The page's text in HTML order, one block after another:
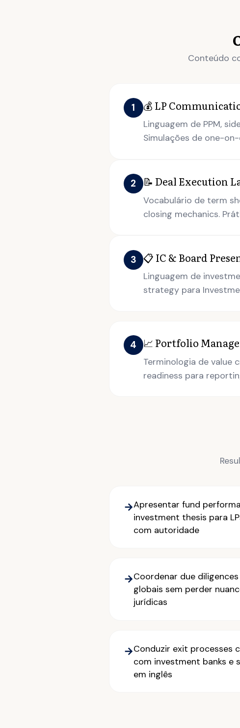
Conteúdo
1 💰 LP
Linguagem de PPM,
Simulações de one-
2 📝 Deal Execution
Vocabulário de term
closing mechanics.
3 📋 IC & Board
Linguagem de
strategy para
4 📈 Portfolio
Terminologia de value
readiness para
→Apresentar fund
investment thesis para
com autoridade
→Coordenar due
globais sem perder
jurídicas
→Conduzir exit processes
com investment banks e
em inglês